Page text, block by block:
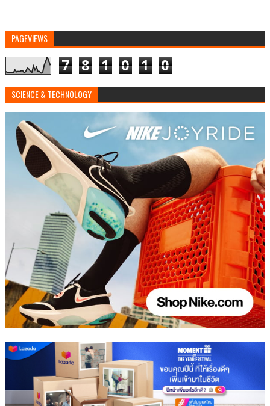
PAGEVIEWS
7 8 1 0 1 0
SCIENCE & TECHNOLOGY